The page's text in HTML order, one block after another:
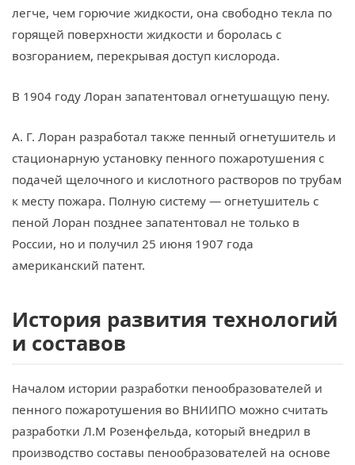
легче, чем горючие жидкости, она свободно текла по
горящей поверхности жидкости и боролась с
возгоранием, перекрывая доступ кислорода.
В 1904 году Лоран запатентовал огнетушащую пену.
А. Г. Лоран разработал также пенный огнетушитель и
стационарную установку пенного пожаротушения с
подачей щелочного и кислотного растворов по трубам
к месту пожара. Полную систему — огнетушитель с
пеной Лоран позднее запатентовал не только в
России, но и получил 25 июня 1907 года
американский патент.
История развития технологий
и составов
Началом истории разработки пенообразователей и
пенного пожаротушения во ВНИИПО можно считать
разработки Л.М Розенфельда, который внедрил в
производство составы пенообразователей на основе